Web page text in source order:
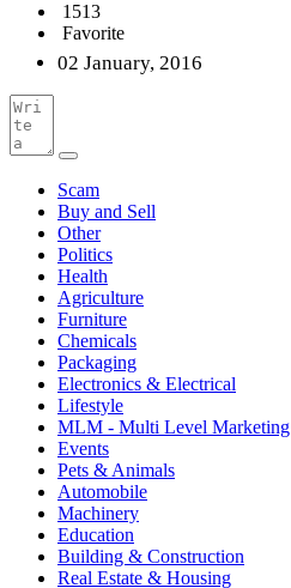
1513
Favorite
02 January, 2016
Scam
Buy and Sell
Other
Politics
Health
Agriculture
Furniture
Chemicals
Packaging
Electronics & Electrical
Lifestyle
MLM - Multi Level Marketing
Events
Pets & Animals
Automobile
Machinery
Education
Building & Construction
Real Estate & Housing